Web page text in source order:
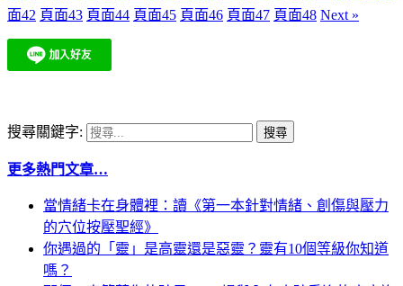
面42 頁面43 頁面44 頁面45 頁面46 頁面47 頁面48 Next »
搜尋關鍵字:
更多熱門文章…
當情緒卡在身體裡：讀《第一本針對情緒、創傷與壓力
的穴位按壓聖經》
你遇過的「靈」是高靈還是惡靈？靈有10個等級你知道
嗎？